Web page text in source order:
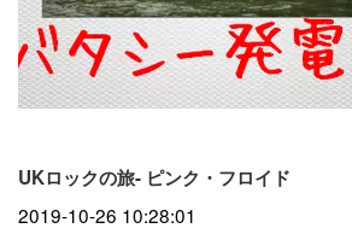
UKロックの旅- ピンク・フロイド
2019-10-26 10:28:01